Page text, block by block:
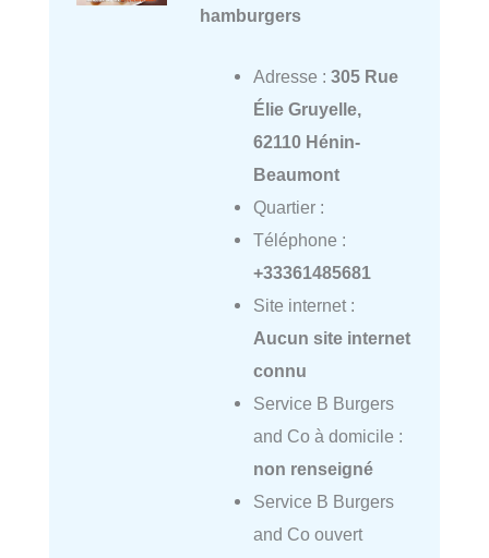
hamburgers
Adresse : 305 Rue
Élie Gruyelle,
62110 Hénin-
Beaumont
Quartier :
Téléphone :
+33361485681
Site internet :
Aucun site internet
connu
Service B Burgers
and Co à domicile :
non renseigné
Service B Burgers
and Co ouvert